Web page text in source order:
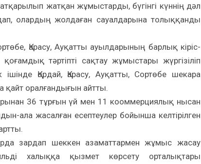
жатқан жұмыстарды, бүгінгі күннің дәл
олардың жолдаған сауалдарына толыққанды
Қарасу, Ауқатты ауылдарының барлық кіріс-
тәртіпті сақтау жұмыстары жүргізіліп
Қордай, Қарасу, Ауқатты, Сортөбе шекара
қайт оралғандығын айтты.
36 тұрғын үй мен 11 кооммерциялық нысан
ала жасалған есептеулер бойынша келтірілген
зардап шеккен азаматтармен жұмыс жасау
халыққа қызмет көрсету орталықтары